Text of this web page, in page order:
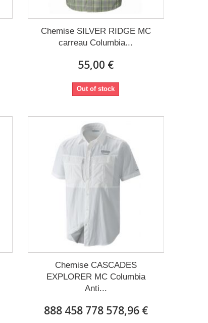
Chemise SILVER RIDGE MC
carreau Columbia...
55,00 €
Out of stock
Chemise CASCADES
EXPLORER MC Columbia
Anti...
888 458 778 578,96 €